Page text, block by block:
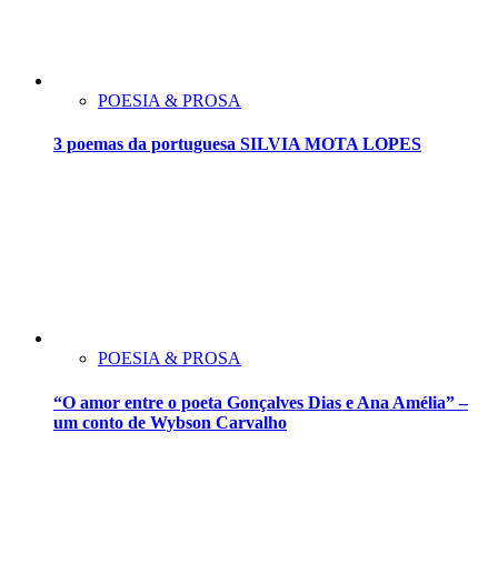
POESIA & PROSA
3 poemas da portuguesa SILVIA MOTA LOPES
POESIA & PROSA
“O amor entre o poeta Gonçalves Dias e Ana Amélia” –
um conto de Wybson Carvalho